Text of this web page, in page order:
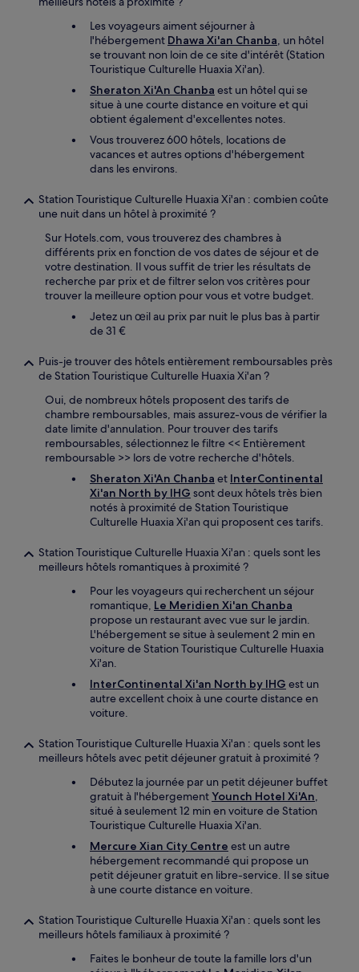
Les voyageurs aiment séjourner à
l'hébergement Dhawa Xi'an Chanba, un hôtel
se trouvant non loin de ce site d'intérêt (Station
Touristique Culturelle Huaxia Xi'an).
Sheraton Xi'An Chanba est un hôtel qui se
situe à une courte distance en voiture et qui
obtient également d'excellentes notes.
Vous trouverez 600 hôtels, locations de
vacances et autres options d'hébergement
dans les environs.
Station Touristique Culturelle Huaxia Xi'an : combien coûte
une nuit dans un hôtel à proximité ?
Sur Hotels.com, vous trouverez des chambres à
différents prix en fonction de vos dates de séjour et de
votre destination. Il vous suffit de trier les résultats de
recherche par prix et de filtrer selon vos critères pour
trouver la meilleure option pour vous et votre budget.
Jetez un œil au prix par nuit le plus bas à partir
de 31 €
Puis-je trouver des hôtels entièrement remboursables près
de Station Touristique Culturelle Huaxia Xi'an ?
Oui, de nombreux hôtels proposent des tarifs de
chambre remboursables, mais assurez-vous de vérifier la
date limite d'annulation. Pour trouver des tarifs
remboursables, sélectionnez le filtre << Entièrement
remboursable >> lors de votre recherche d'hôtels.
Sheraton Xi'An Chanba et InterContinental
Xi'an North by IHG sont deux hôtels très bien
notés à proximité de Station Touristique
Culturelle Huaxia Xi'an qui proposent ces tarifs.
Station Touristique Culturelle Huaxia Xi'an : quels sont les
meilleurs hôtels romantiques à proximité ?
Pour les voyageurs qui recherchent un séjour
romantique, Le Meridien Xi'an Chanba
propose un restaurant avec vue sur le jardin.
L'hébergement se situe à seulement 2 min en
voiture de Station Touristique Culturelle Huaxia
Xi'an.
InterContinental Xi'an North by IHG est un
autre excellent choix à une courte distance en
voiture.
Station Touristique Culturelle Huaxia Xi'an : quels sont les
meilleurs hôtels avec petit déjeuner gratuit à proximité ?
Débutez la journée par un petit déjeuner buffet
gratuit à l'hébergementYounch Hotel Xi'An,
situé à seulement 12 min en voiture de Station
Touristique Culturelle Huaxia Xi'an.
Mercure Xian City Centre est un autre
hébergement recommandé qui propose un
petit déjeuner gratuit en libre-service. Il se situe
à une courte distance en voiture.
Station Touristique Culturelle Huaxia Xi'an : quels sont les
meilleurs hôtels familiaux à proximité ?
Faites le bonheur de toute la famille lors d'un